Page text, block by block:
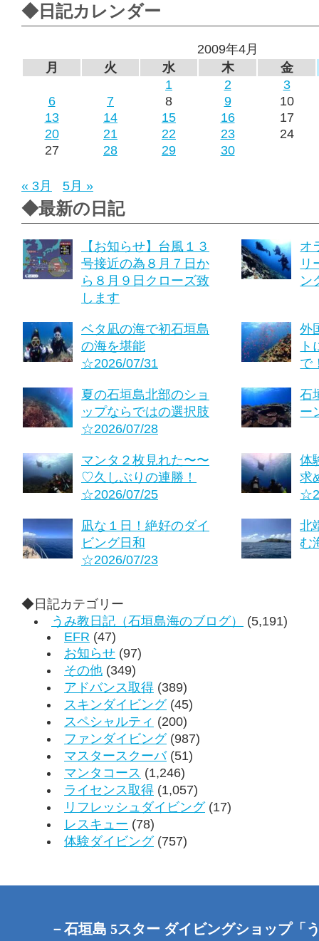
◆日記カレンダー
2009年4月
月
火 水 木
金
1
2
3
6
7 8 9
10
13
14 15 16
17
20
21 22 23
24
27
28 29 30
« 3月 5月 »
◆最新の日記
【お知らせ】台風１３
号接近の為８月７日か
ら８月９日クローズ致
します
オ
リ
ン
ベタ凪の海で初石垣島
の海を堪能
☆2026/07/31
外
ト
で
夏の石垣島北部のショ
ップならではの選択肢
☆2026/07/28
石
ー
マンタ２枚見れた〜〜
♡久しぶりの連勝！
☆2026/07/25
体
求
凪な１日！絶好のダイ
ビング日和
☆2026/07/23
北
む
◆日記カテゴリー
うみ教日記（石垣島海のブログ）
(5,191)
EFR (47)
お知らせ (97)
その他 (349)
アドバンス取得 (389)
スキンダイビング(45)
スペシャルティ (200)
ファンダイビング(987)
マスタースクーバ(51)
マンタコース (1,246)
ライセンス取得 (1,057)
リフレッシュダイビング(17)
レスキュー (78)
体験ダイビング(757)
－石垣島 5スター ダイビングショップ「